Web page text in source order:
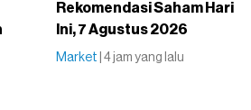
Rekomendasi Saham Hari
Ini, 7 Agustus 2026
Market | 4 jam yang lalu